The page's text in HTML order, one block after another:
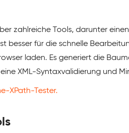
zahlreiche Tools, darunter
besser für die schnelle
laden. Es generiert die
XML-Syntaxvalidierung und
XPath-Tester.